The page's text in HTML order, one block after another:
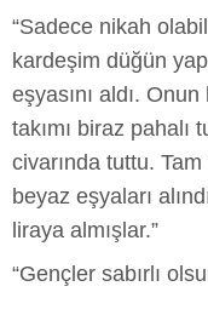
“Sadece nikah
kardeşim düğün
eşyasını aldı.
takımı biraz pahalı
civarında tuttu. Tam
beyaz eşyaları
liraya almışlar.”
“Gençler sabırlı